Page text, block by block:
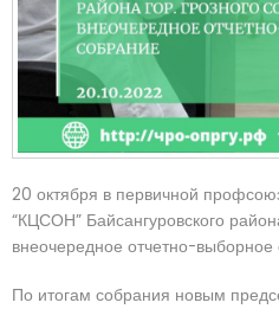
20 октября в первичной
“КЦСОН” Байсангуровского
внеочередное отчетно-выборное
По итогам собрания новым